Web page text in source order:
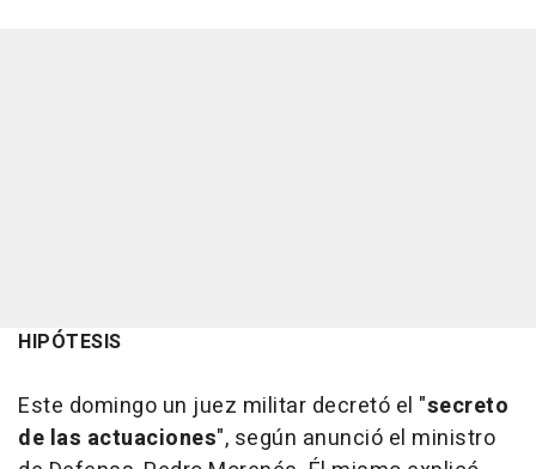
HIPÓTESIS
Este domingo un juez militar decretó el "secreto
de las actuaciones", según anunció el ministro